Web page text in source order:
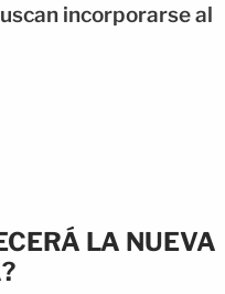
incorporarse al
LA NUEVA